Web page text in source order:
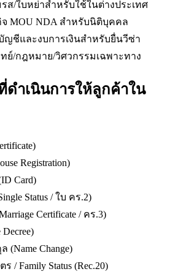
ส/ใบหย่าสำหรับใช้ในต่างประเทศ
MOU NDA สำหรับนิติบุคคล
บัญชีและงบการเงินสำหรับยื่นวีซ่า
ย์/กฎหมาย/วิศวกรรมเฉพาะทาง
ดำเนินการให้ลูกค้าใน
Registration)
Card)
Status / ใบ คร.2)
Certificate / คร.3)
(Name Change)
/ Family Status (Rec.20)